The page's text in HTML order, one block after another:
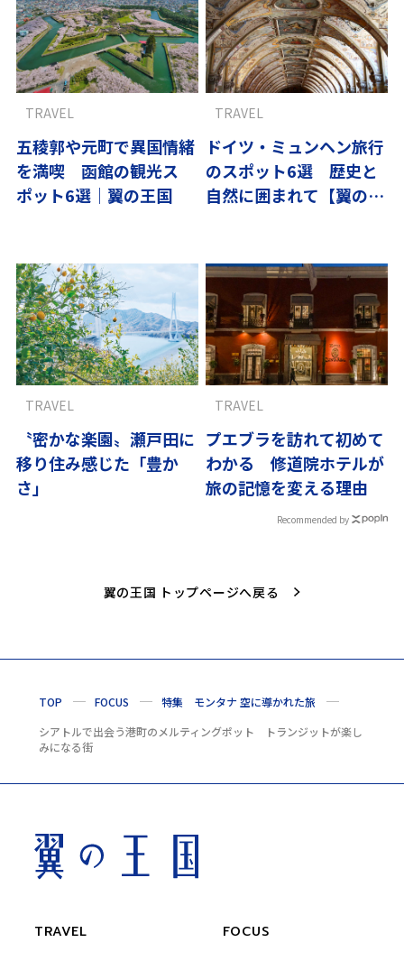
五稜郭や元町で異国情緒
を満喫 函館の観光ス
ポット6選｜翼の王国
TRAVEL
ドイツ・ミュンヘン旅行
のスポット6選 歴史と
自然に囲まれて【翼の王
TRAVEL
〝密かな楽園〟瀬戸田に
移り住み感じた「豊か
さ」
TRAVEL
プエブラを訪れて初めて
わかる 修道院ホテルが
旅の記憶を変える理由
TRAVEL
Recommended by
翼の王国 トップページへ戻る
TOP FOCUS
特集 モンタナ 空に導かれた旅
シアトルで出会う港町のメルティングポット トランジットが楽し
みになる街
TRAVEL FOCUS